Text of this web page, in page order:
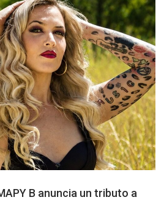
B anuncia un tributo a